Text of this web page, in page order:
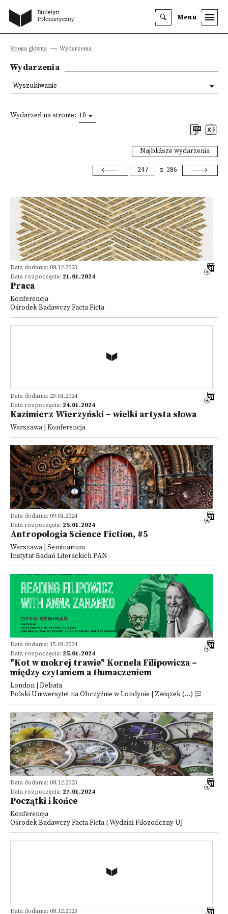
Menu
Strona główna Wydarzenia
Wydarzenia
Wydarzeń na stronie: 10
Najbliższe wydarzenia
z 286
Data dodania: 08.12.2023
Data rozpoczęcia: 21.01.2024
Praca
Konferencja
Ośrodek Badawczy Facta Ficta
Data dodania: 23.01.2024
Data rozpoczęcia: 24.01.2024
Kazimierz Wierzyński – wielki artysta słowa
Warszawa | Konferencja
Data dodania: 09.01.2024
Data rozpoczęcia: 25.01.2024
Antropologia Science Fiction, #5
Warszawa | Seminarium
Instytut Badań Literackich PAN
Data dodania: 15.01.2024
Data rozpoczęcia: 25.01.2024
"Kot w mokrej trawie" Kornela Filipowicza –
między czytaniem a tłumaczeniem
London | Debata
Polski Uniwersytet na Obczyźnie w Londynie | Związek (...)
Data dodania: 08.12.2023
Data rozpoczęcia: 27.01.2024
Początki i końce
Konferencja
Ośrodek Badawczy Facta Ficta | Wydział Filozoficzny UJ
Data dodania: 08.12.2023
Wyszukiwanie